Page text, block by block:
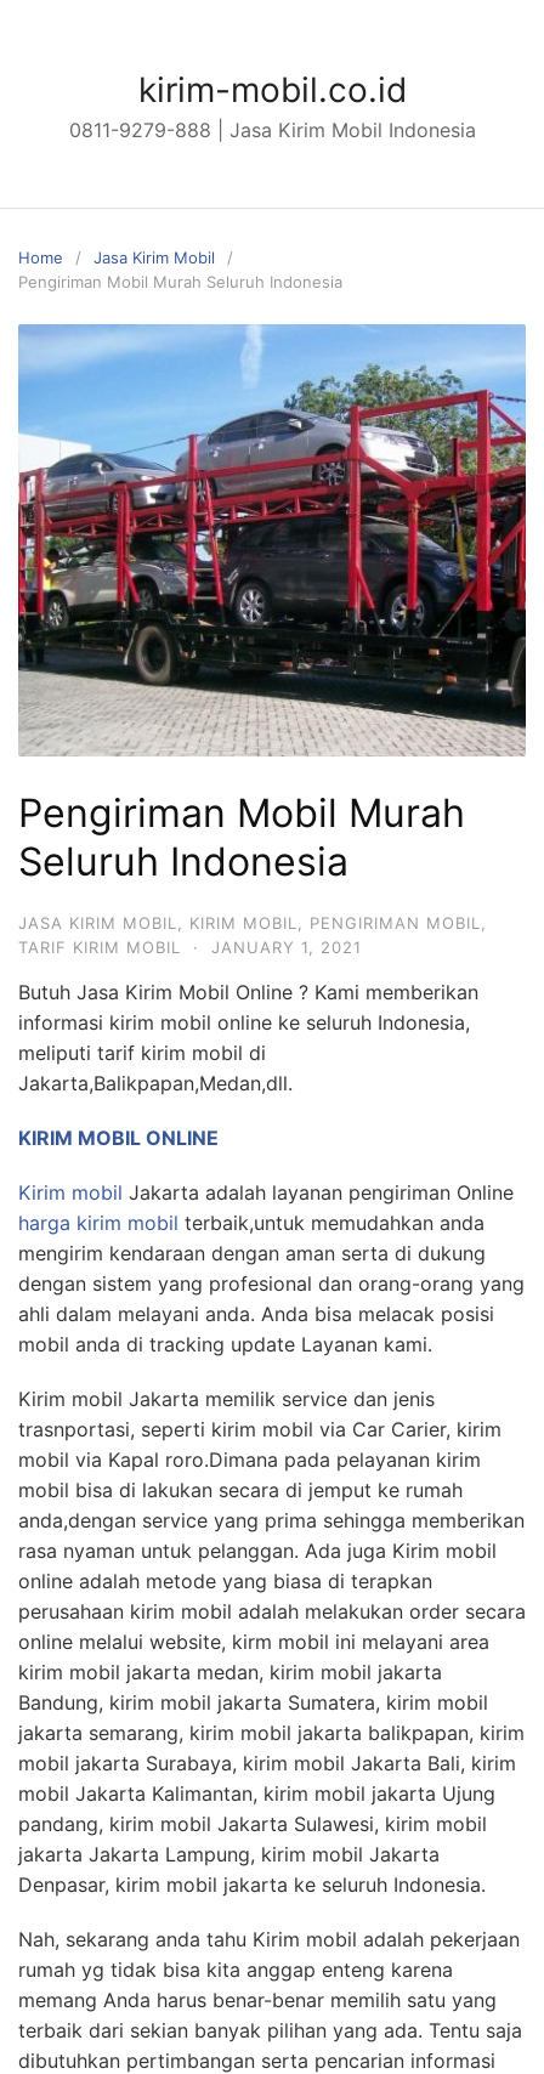
kirim-mobil.co.id
0811-9279-888 | Jasa Kirim Mobil Indonesia
Home
Jasa Kirim Mobil
Pengiriman Mobil Murah Seluruh Indonesia
Pengiriman Mobil Murah
Seluruh Indonesia
JASA KIRIM MOBIL KIRIM MOBIL PENGIRIMAN MOBIL
TARIF KIRIM MOBIL
· JANUARY 1, 2021
Butuh Jasa Kirim Mobil Online ? Kami memberikan
informasi kirim mobil online ke seluruh Indonesia,
meliputi tarif kirim mobil di
Jakarta,Balikpapan,Medan,dll.
KIRIM MOBIL ONLINE
Kirim mobil Jakarta adalah layanan pengiriman Online
harga kirim mobil terbaik,untuk memudahkan anda
mengirim kendaraan dengan aman serta di dukung
dengan sistem yang profesional dan orang-orang yang
ahli dalam melayani anda. Anda bisa melacak posisi
mobil anda di tracking update Layanan kami.
Kirim mobil Jakarta memilik service dan jenis
trasnportasi, seperti kirim mobil via Car Carier, kirim
mobil via Kapal roro.Dimana pada pelayanan kirim
mobil bisa di lakukan secara di jemput ke rumah
anda,dengan service yang prima sehingga memberikan
rasa nyaman untuk pelanggan. Ada juga Kirim mobil
online adalah metode yang biasa di terapkan
perusahaan kirim mobil adalah melakukan order secara
online melalui website, kirm mobil ini melayani area
kirim mobil jakarta medan, kirim mobil jakarta
Bandung, kirim mobil jakarta Sumatera, kirim mobil
jakarta semarang, kirim mobil jakarta balikpapan, kirim
mobil jakarta Surabaya, kirim mobil Jakarta Bali, kirim
mobil Jakarta Kalimantan, kirim mobil jakarta Ujung
pandang, kirim mobil Jakarta Sulawesi, kirim mobil
jakarta Jakarta Lampung, kirim mobil Jakarta
Denpasar, kirim mobil jakarta ke seluruh Indonesia.
Nah, sekarang anda tahu Kirim mobil adalah pekerjaan
rumah yg tidak bisa kita anggap enteng karena
memang Anda harus benar-benar memilih satu yang
terbaik dari sekian banyak pilihan yang ada. Tentu saja
dibutuhkan pertimbangan serta pencarian informasi